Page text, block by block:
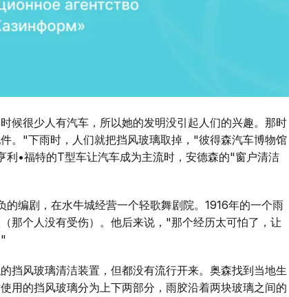
候很少人有汽车，所以她的发明没引起人们的兴趣。那时
。"下雨时，人们就把挡风玻璃取掉，"彼得森汽车博物馆
利•福特的T型车让汽车成为主流时，安德森的"窗户清洁
编剧，在水牛城经营一个轻歌舞剧院。1916年的一个雨
那个人没有受伤）。他后来说，"那个经历太可怕了，让
挡风玻璃清洁装置，但都没有流行开来。奥森找到当地生
用的挡风玻璃分为上下两部分，雨胶沿着两块玻璃之间的